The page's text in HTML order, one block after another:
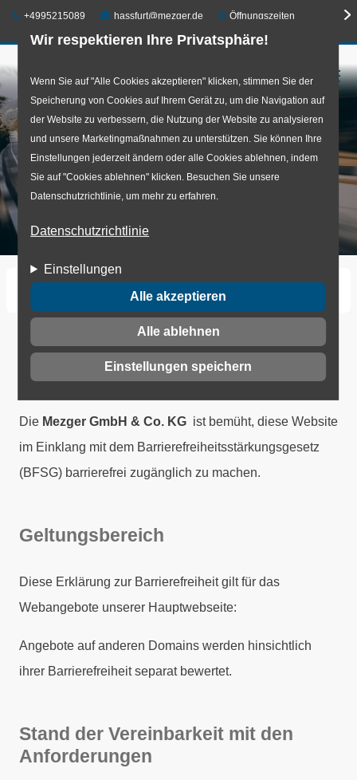
Wir respektieren Ihre Privatsphäre!
Wenn Sie auf "Alle Cookies akzeptieren" klicken, stimmen Sie der
Speicherung von Cookies auf Ihrem Gerät zu, um die Navigation auf
der Website zu verbessern, die Nutzung der Website zu analysieren
und unsere Marketingmaßnahmen zu unterstützen. Sie können Ihre
Einstellungen jederzeit ändern oder alle Cookies ablehnen, indem
Sie auf "Cookies ablehnen" klicken. Besuchen Sie unsere
Datenschutzrichtlinie, um mehr zu erfahren.
Datenschutzrichtlinie
Einstellungen
Alle akzeptieren
Alle ablehnen
Einstellungen speichern
Direkt
zum
Inhalt
Telefon:
+4995215089 E-Mail:hassfurt@mezger.de Öffnungszeiten
☰
Startseite Erklärung zur Barrierefreiheit
Erklärung zur
Barrierefreiheit
Die Mezger GmbH & Co. KG ist bemüht, diese Website
im Einklang mit dem Barrierefreiheitsstärkungsgesetz
(BFSG) barrierefrei zugänglich zu machen.
Geltungsbereich
Diese Erklärung zur Barrierefreiheit gilt für das
Webangebote unserer Hauptwebseite:
Angebote auf anderen Domains werden hinsichtlich
ihrer Barrierefreiheit separat bewertet.
Stand der Vereinbarkeit mit den
Anforderungen